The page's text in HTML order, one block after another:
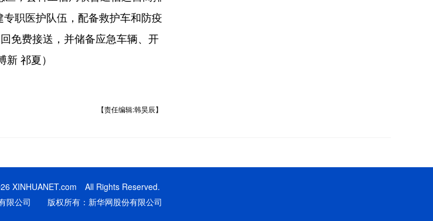
职医护队伍，配备救护车和防疫
免费接送，并储备应急车辆、开
祁夏）
【责任编辑:韩昊辰】
XINHUANET.com All Rights Reserved.
限公司 版权所有：新华网股份有限公司